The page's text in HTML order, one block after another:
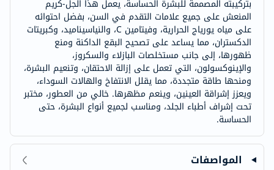
بتركيبته المصممة للبشرة الحساسة، يعمل هذا الجل-كريم
المنعش على جميع علامات التقدم في السن، بفضل احتوائه
على مياه يورياج الحرارية، وفيتامين C، والنياسيناميد، وكبريتات
الدكستران، مما يساعد على تصحيح البقع الداكنة ومنع
ظهورها، إلى جانب مستخلصات البازلاء والسكروز،
والإينوكسولون، التي تعمل على إزالة الاحتقان، وتنعيم البشرة،
ومنحها طاقة متجددة، مما يقلل الانتفاخ والهالات السوداء،
ويعزز إشراقة العينين، وينعم مظهرها. خالي من العطور، مختبر
تحت إشراف أطباء الجلد، ومناسب لجميع أنواع البشرة، حتى
الحساسة.
المواصفات